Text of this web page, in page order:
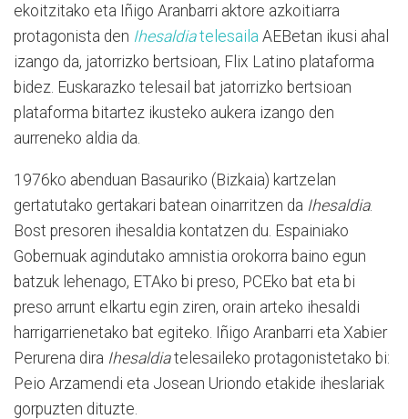
ekoitzitako eta Iñigo Aranbarri aktore azkoitiarra
protagonista den Ihesaldiatelesaila AEBetan ikusi ahal
izango da, jatorrizko bertsioan, Flix Latino plataforma
bidez. Euskarazko telesail bat jatorrizko bertsioan
plataforma bitartez ikusteko aukera izango den
aurreneko aldia da.
1976ko abenduan Basauriko (Bizkaia) kartzelan
gertatutako gertakari batean oinarritzen da Ihesaldia.
Bost presoren ihesaldia kontatzen du. Espainiako
Gobernuak agindutako amnistia orokorra baino egun
batzuk lehenago, ETAko bi preso, PCEko bat eta bi
preso arrunt elkartu egin ziren, orain arteko ihesaldi
harrigarrienetako bat egiteko. Iñigo Aranbarri eta Xabier
Perurena dira Ihesaldiatelesaileko protagonistetako bi:
Peio Arzamendi eta Josean Uriondo etakide iheslariak
gorpuzten dituzte.